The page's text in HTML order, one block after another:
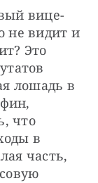
вице-
не видит и
Это
лошадь в
что
в
часть,